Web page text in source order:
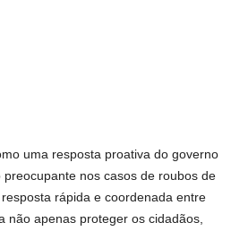
uma resposta proativa do governo
nos casos de roubos de
rápida e coordenada entre
não apenas proteger os cidadãos,